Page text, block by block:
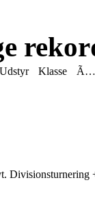
Udstyr Klasse
Divisionsturnering